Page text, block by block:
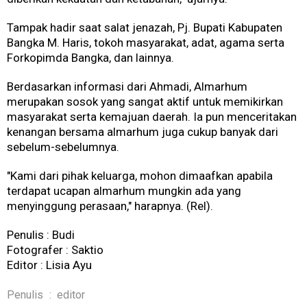
Tampak hadir saat salat jenazah, Pj. Bupati Kabupaten
Bangka M. Haris, tokoh masyarakat, adat, agama serta
Forkopimda Bangka, dan lainnya.
Berdasarkan informasi dari Ahmadi, Almarhum
merupakan sosok yang sangat aktif untuk memikirkan
masyarakat serta kemajuan daerah. Ia pun menceritakan
kenangan bersama almarhum juga cukup banyak dari
sebelum-sebelumnya.
"Kami dari pihak keluarga, mohon dimaafkan apabila
terdapat ucapan almarhum mungkin ada yang
menyinggung perasaan," harapnya. (Rel).
Penulis : Budi
Fotografer : Saktio
Editor : Lisia Ayu
Penulis : editor